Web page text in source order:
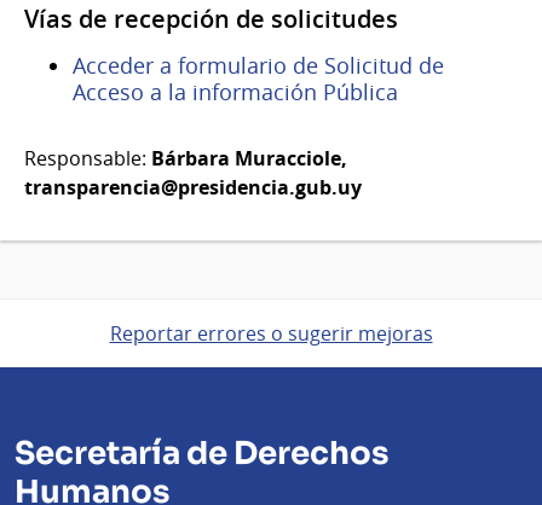
Vías de recepción de solicitudes
Acceder a formulario de Solicitud de
Acceso a la información Pública
Responsable: Bárbara Muracciole,
transparencia@presidencia.gub.uy
Reportar errores o sugerir mejoras
Secretaría de Derechos
Humanos